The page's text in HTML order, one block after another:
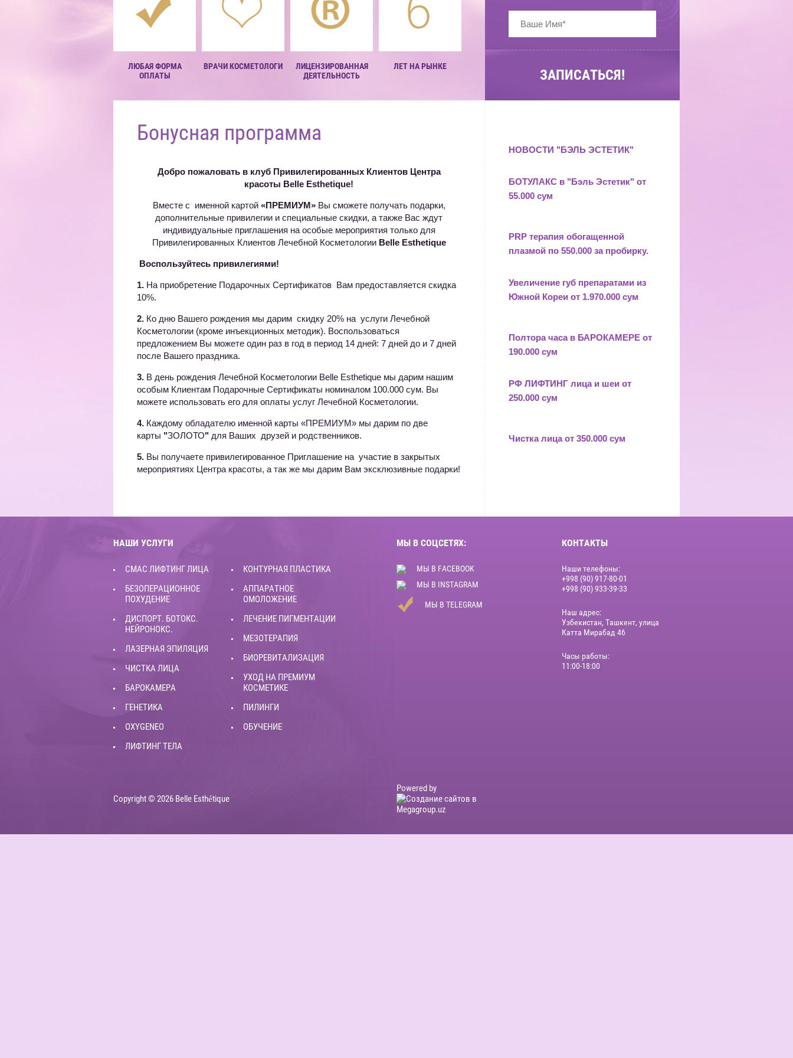
ЛЮБАЯ ФОРМА
ОПЛАТЫ
ВРАЧИ КОСМЕТОЛОГИ
ЛИЦЕНЗИРОВАННАЯ
ДЕЯТЕЛЬНОСТЬ
ЛЕТ НА РЫНКЕ
ЗАПИСАТЬСЯ!
Бонусная программа
Добро пожаловать в клуб Привилегированных Клиентов Центра
красоты Belle Esthetique!
Вместе с именной картой «ПРЕМИУМ»Вы сможете получать подарки,
дополнительные привилегии и специальные скидки, а также Вас ждут
индивидуальные приглашения на особые мероприятия только для
Привилегированных Клиентов Лечебной Косметологии Belle Esthetique
Воспользуйтесь привилегиями!
1. На приобретение Подарочных Сертификатов Вам предоставляется скидка
10%.
2. Ко дню Вашего рождения мы дарим скидку 20% на услуги Лечебной
Косметологии (кроме инъекционных методик). Воспользоваться
предложением Вы можете один раз в год в период 14 дней: 7 дней до и 7 дней
после Вашего праздника.
3. В день рождения Лечебной Косметологии Belle Esthetique мы дарим нашим
особым Клиентам Подарочные Сертификаты номиналом 100.000 сум. Вы
можете использовать его для оплаты услуг Лечебной Косметологии.
4. Каждому обладателю именной карты «ПРЕМИУМ» мы дарим по две
карты "ЗОЛОТО" для Ваших друзей и родственников.
5. Вы получаете привилегированное Приглашение на участие в закрытых
мероприятиях Центра красоты, а так же мы дарим Вам эксклюзивные подарки!
НОВОСТИ "БЭЛЬ ЭСТЕТИК"
БОТУЛАКС в "Бэль Эстетик" от
55.000 сум
PRP терапия обогащенной
плазмой по 550.000 за пробирку.
Увеличение губ препаратами из
Южной Кореи от 1.970.000 сум
Полтора часа в БАРОКАМЕРЕ от
190.000 сум
РФ ЛИФТИНГ лица и шеи от
250.000 сум
Чистка лица от 350.000 сум
НАШИ УСЛУГИ
СМАС ЛИФТИНГ ЛИЦА
БЕЗОПЕРАЦИОННОЕ
ПОХУДЕНИЕ
ДИСПОРТ. БОТОКС.
НЕЙРОНОКС.
ЛАЗЕРНАЯ ЭПИЛЯЦИЯ
ЧИСТКА ЛИЦА
БАРОКАМЕРА
ГЕНЕТИКА
OXYGENEO
ЛИФТИНГ ТЕЛА
КОНТУРНАЯ ПЛАСТИКА
АППАРАТНОЕ
ОМОЛОЖЕНИЕ
ЛЕЧЕНИЕ ПИГМЕНТАЦИИ
МЕЗОТЕРАПИЯ
БИОРЕВИТАЛИЗАЦИЯ
УХОД НА ПРЕМИУМ
КОСМЕТИКЕ
ПИЛИНГИ
ОБУЧЕНИЕ
МЫ В СОЦСЕТЯХ:
МЫ В FACEBOOK
МЫ В INSTAGRAM
МЫ В TELEGRAM
КОНТАКТЫ
Наши телефоны:
+998 (90) 917-80-01
+998 (90) 933-39-33
Наш адрес:
Узбекистан, Ташкент, улица
Катта Мирабад 46
Часы работы:
11:00-18:00
Copyright © 2026 Belle Esthétique
Powered by